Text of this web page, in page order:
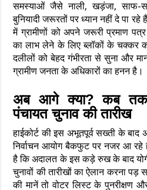
समस्याओं जैसे नाली, खड़ंजा, साफ-
बुनियादी जरूरतों पर ध्यान नहीं दे पा
में ग्रामीणों को अपने जरूरी प्रमाण
का लाभ लेने के लिए ब्लॉकों के चक्कर
दलीलों को बेहद गंभीरता से सुना और
ग्रामीण जनता के अधिकारों का हनन है।
अब आगे क्या? कब
पंचायत चुनाव की तारीख
हाईकोर्ट की इस अभूतपूर्व सख्ती के
निर्वाचन आयोग बैकफुट पर नजर आ रहे
है कि अदालत के इस कड़े रुख के बाद
चुनावों की तारीखों का ऐलान करना
की मानें तो वोटर लिस्ट के पुनरीक्षण